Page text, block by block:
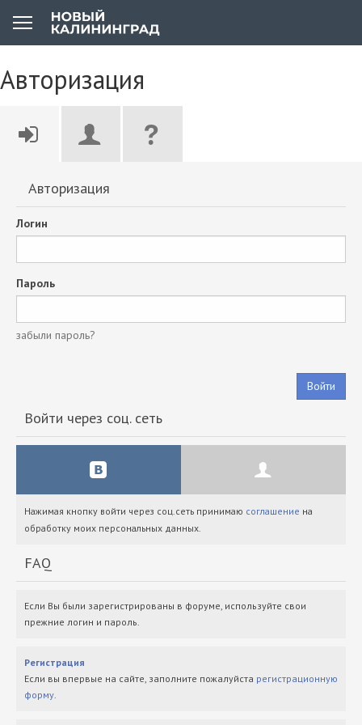
Авторизация
Авторизация
Логин
Пароль
забыли пароль?
Войти
Войти через соц. сеть
Нажимая кнопку войти через соц.сеть принимаю соглашение на
обработку моих персональных данных.
FAQ
Если Вы были зарегистрированы в форуме, используйте свои
прежние логин и пароль.
Регистрация
Если вы впервые на сайте, заполните пожалуйста регистрационную
форму.